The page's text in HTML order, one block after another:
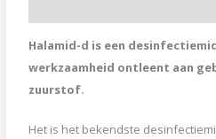
Halamid-d is een
werkzaamheid ontleent aan
zuurstof.
Het is het bekendste